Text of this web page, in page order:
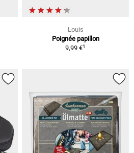
Louis
Poignée papillon
9,99 €1